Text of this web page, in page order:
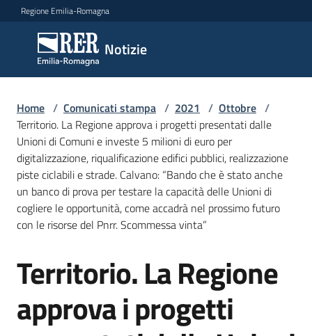
Vai al contenuto
Vai alla navigazione
Vai al footer
Regione Emilia-Romagna
Notizie
Notizie
Comunicati
stampa
Menu selezionato
Cerca
un
comunicato
Risorse
Agenzia
Home / Comunicati stampa / 2021 / Ottobre /
Territorio. La Regione approva i progetti presentati dalle
Unioni di Comuni e investe 5 milioni di euro per
digitalizzazione, riqualificazione edifici pubblici, realizzazione
piste ciclabili e strade. Calvano: “Bando che è stato anche
un banco di prova per testare la capacità delle Unioni di
cogliere le opportunità, come accadrà nel prossimo futuro
con le risorse del Pnrr. Scommessa vinta”
Salta al contenuto
Territorio. La Regione
approva i progetti